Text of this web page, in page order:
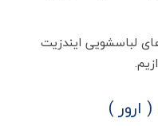
لباسشویی ایندزیت
ارور )